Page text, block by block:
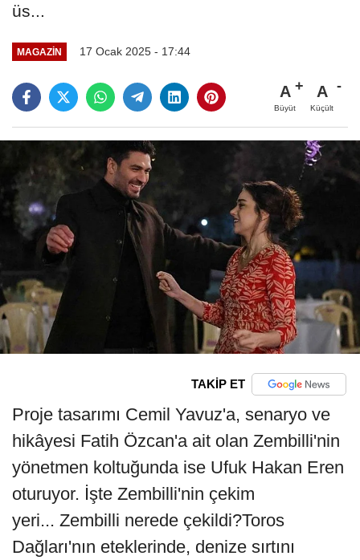
üs...
MAGAZIN 17 Ocak 2025 - 17:44
A
Büyüt
A
Küçült
TAKİP ET
Proje tasarımı Cemil Yavuz'a, senaryo ve
hikâyesi Fatih Özcan'a ait olan Zembilli'nin
yönetmen koltuğunda ise Ufuk Hakan Eren
oturuyor. İşte Zembilli'nin çekim
yeri... Zembilli nerede çekildi?Toros
Dağları'nın eteklerinde, denize sırtını